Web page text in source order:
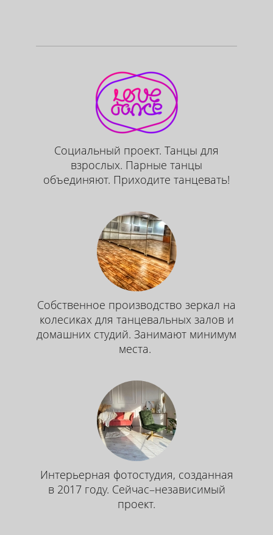
Социальный проект. Танцы для
взрослых. Парные танцы
объединяют. Приходите танцевать!
Собственное производство зеркал на
колесиках для танцевальных залов и
домашних студий. Занимают минимум
места.
Интерьерная фотостудия, созданная
в 2017 году. Сейчас–независимый
проект.